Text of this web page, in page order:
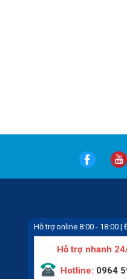
Hỗ trợ online 8:00 - 18:00
Hỗ trợ nhanh
Hotline: 0964